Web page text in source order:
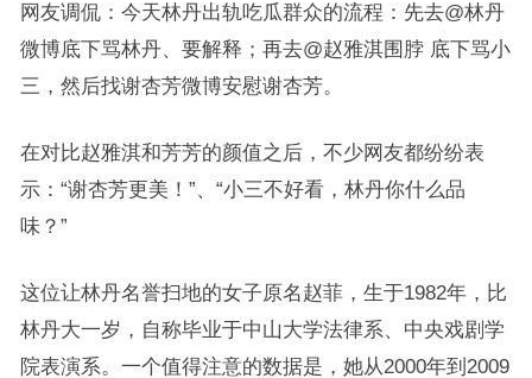
网友调侃：今天林丹出轨吃瓜群众的流程：先去@林丹
微博底下骂林丹、要解释；再去@赵雅淇围脖 底下骂小
三，然后找谢杏芳微博安慰谢杏芳。
在对比赵雅淇和芳芳的颜值之后，不少网友都纷纷表
示：“谢杏芳更美！”、“小三不好看，林丹你什么品
味？”
这位让林丹名誉扫地的女子原名赵菲，生于1982年，比
林丹大一岁，自称毕业于中山大学法律系、中央戏剧学
院表演系。一个值得注意的数据是，她从2000年到2009